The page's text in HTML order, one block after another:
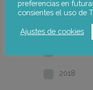
2021
2020
2018
preferencias en
consientes el uso de
Ajustes de cookies